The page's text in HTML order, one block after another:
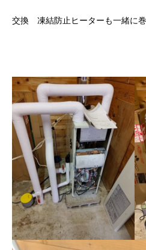
交換 凍結防止ヒーターも一緒に